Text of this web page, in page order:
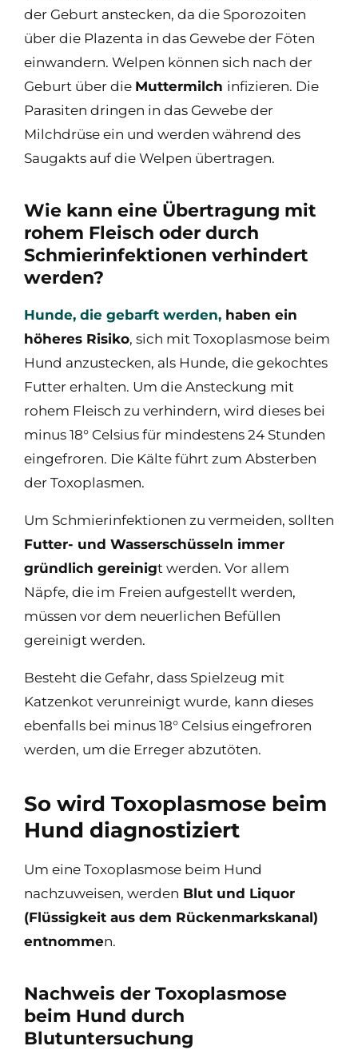
der Geburt anstecken, da die Sporozoiten
über die Plazenta in das Gewebe der Föten
einwandern. Welpen können sich nach der
Geburt über die Muttermilch infizieren. Die
Parasiten dringen in das Gewebe der
Milchdrüse ein und werden während des
Saugakts auf die Welpen übertragen.
Wie kann eine Übertragung mit
rohem Fleisch oder durch
Schmierinfektionen verhindert
werden?
Hunde, die gebarft werden, haben ein
höheres Risiko, sich mit Toxoplasmose beim
Hund anzustecken, als Hunde, die gekochtes
Futter erhalten. Um die Ansteckung mit
rohem Fleisch zu verhindern, wird dieses bei
minus 18° Celsius für mindestens 24 Stunden
eingefroren. Die Kälte führt zum Absterben
der Toxoplasmen.
Um Schmierinfektionen zu vermeiden, sollten
Futter- und Wasserschüsseln immer
gründlich gereinigt werden. Vor allem
Näpfe, die im Freien aufgestellt werden,
müssen vor dem neuerlichen Befüllen
gereinigt werden.
Besteht die Gefahr, dass Spielzeug mit
Katzenkot verunreinigt wurde, kann dieses
ebenfalls bei minus 18° Celsius eingefroren
werden, um die Erreger abzutöten.
So wird Toxoplasmose beim
Hund diagnostiziert
Um eine Toxoplasmose beim Hund
nachzuweisen, werden Blut und Liquor
(Flüssigkeit aus dem Rückenmarkskanal)
entnommen.
Nachweis der Toxoplasmose
beim Hund durch
Blutuntersuchung